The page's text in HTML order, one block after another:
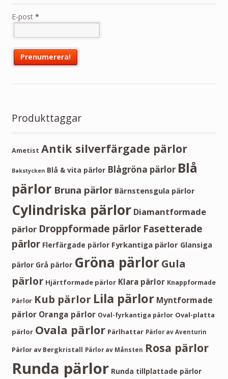
E-post *
Produkttaggar
Ametist Antik silverfärgade pärlor
Bakstycken Blå & vita pärlor Blågröna pärlor Blå
pärlor Bruna pärlor Bärnstensgula pärlor
Cylindriska pärlor Diamantformade
pärlor Droppformade pärlor Fasetterade
pärlor Flerfärgade pärlor Fyrkantiga pärlor Glansiga
pärlor Grå pärlor Gröna pärlorGula
pärlor Hjärtformade pärlor Klara pärlor Knappformade
Pärlor Kub pärlor Lila pärlor Myntformade
pärlor Oranga pärlor Oval-fyrkantiga pärlor Oval-platta
pärlor Ovala pärlor Pärlhattar Pärlor av Aventurin
Pärlor av Bergkristall Pärlor av Månsten Rosa pärlor
Runda pärlor Runda tillplattade pärlor